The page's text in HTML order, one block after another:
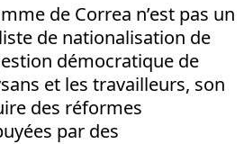
de Correa n’est pas un
de nationalisation de
démocratique de
et les travailleurs, son
des réformes
par des